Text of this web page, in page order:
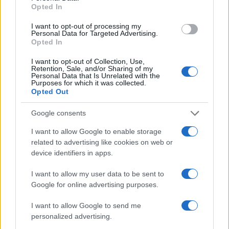
Opted In
I want to opt-out of processing my
Personal Data for Targeted Advertising.
Opted In
I want to opt-out of Collection, Use,
Retention, Sale, and/or Sharing of my
Personal Data that Is Unrelated with the
Purposes for which it was collected.
Opted Out
Google consents
I want to allow Google to enable storage
related to advertising like cookies on web or
device identifiers in apps.
I want to allow my user data to be sent to
Google for online advertising purposes.
I want to allow Google to send me
personalized advertising.